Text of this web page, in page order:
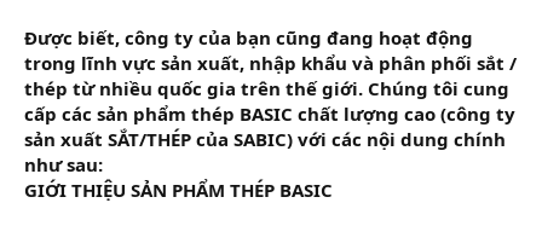
e
r
Được biết, công ty của bạn cũng đang hoạt động
trong lĩnh vực sản xuất, nhập khẩu và phân phối sắt /
thép từ nhiều quốc gia trên thế giới. Chúng tôi cung
cấp các sản phẩm thép BASIC chất lượng cao (công ty
sản xuất SẮT/THÉP của SABIC) với các nội dung chính
như sau:
GIỚI THIỆU SẢN PHẨM THÉP BASIC